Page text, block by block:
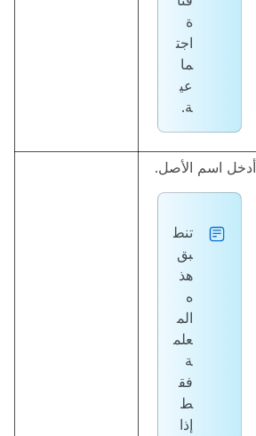
ة
اجت
ما
عي
ة.
أدخل اسم الأصل.
تنط
بق
هذ
ه
الم
علم
ة
فق
ط
إذا